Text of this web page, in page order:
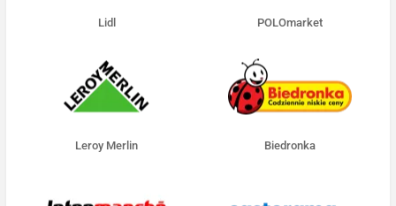
Lidl POLOmarket
Leroy Merlin Biedronka